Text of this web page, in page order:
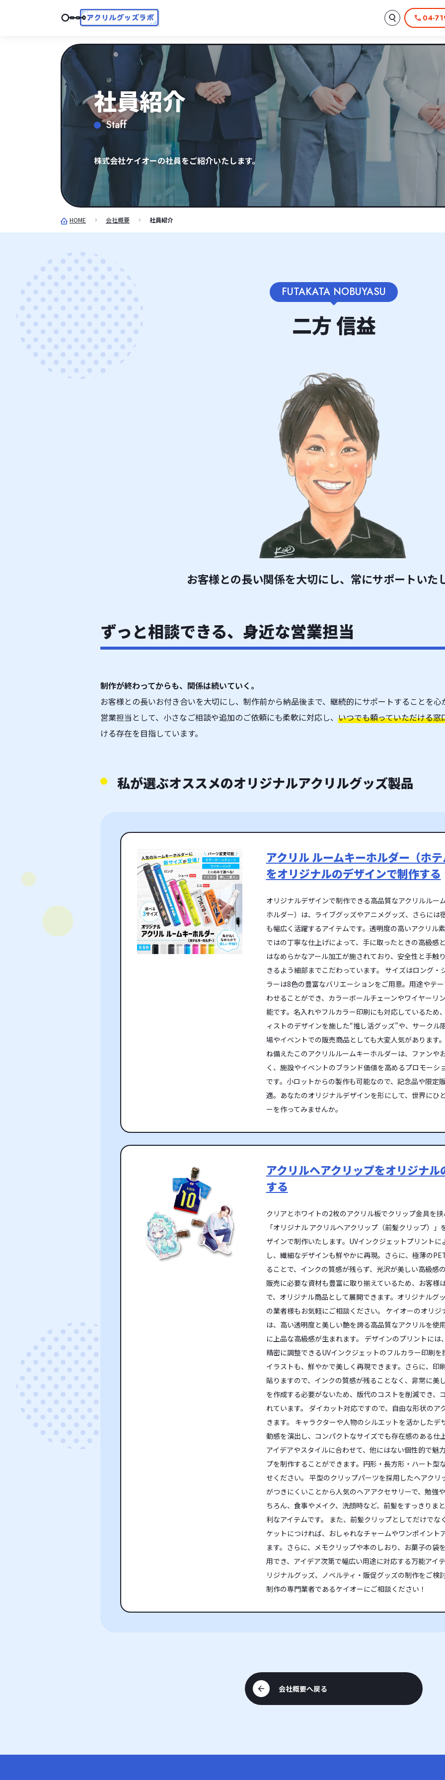
04-
社員紹介
Staff
株式会社ケイオーの社員をご紹介いたします。
HOME 会社概要 社員紹介
FUTAKATA NOBUYASU
二方 信益
お客様との長い関係を大切にし、常にサポートいた
ずっと相談できる、身近な営業担当
制作が終わってからも、関係は続いていく。
お客様との長いお付き合いを大切にし、制作前から納品後まで、継続的にサポートすることを心
営業担当として、小さなご相談や追加のご依頼にも柔軟に対応し、 いつでも頼っていただける窓
ける存在を目指しています。
私が選ぶオススメのオリジナルアクリルグッズ製品
アクリル ルームキーホルダー（ホ
をオリジナルのデザインで制作する
オリジナルデザインで制作できる高品質なアクリルルー
ホルダー）は、ライブグッズやアニメグッズ、さらには
も幅広く活躍するアイテムです。透明度の高いアクリル
ではの丁寧な仕上げによって、手に取ったときの高級感
はなめらかなアール加工が施されており、安全性と手触
きるよう細部までこだわっています。 サイズはロング・
ラーは8色の豊富なバリエーションをご用意。用途やテ
わせることができ、カラーボールチェーンやワイヤーリ
能です。名入れやフルカラー印刷にも対応しているため
ィストのデザインを施した“推し活グッズ”や、サークル
場やイベントでの販売商品としても大変人気があります
ね備えたこのアクリルルームキーホルダーは、ファンや
く、施設やイベントのブランド価値を高めるプロモーシ
です。小ロットからの製作も可能なので、記念品や限定
適。あなたのオリジナルデザインを形にして、世界にひ
ーを作ってみませんか。
アクリルヘアクリップをオリジナ
する
クリアとホワイトの2枚のアクリル板でクリップ金具を
「オリジナル アクリルヘアクリップ（前髪クリップ）
ザインで制作いたします。UVインクジェットプリント
し、繊細なデザインも鮮やかに再現。さらに、極薄の
ることで、インクの質感が残らず、光沢が美しい高級感
販売に必要な資材も豊富に取り揃えているため、お客様
で、オリジナル商品として展開できます。オリジナルグ
の業者様もお気軽にご相談ください。 ケイオーのオリジ
は、高い透明度と美しい艶を誇る高品質なアクリルを使
に上品な高級感が生まれます。 デザインのプリントに
精密に調整できるUVインクジェットのフルカラー印刷
イラストも、鮮やかで美しく再現できます。さらに、印
貼りますので、インクの質感が残ることなく、非常に美
を作成する必要がないため、版代のコストを削減でき、
れています。 ダイカット対応ですので、自由な形状のア
きます。 キャラクターや人物のシルエットを活かしたデ
動感を演出し、コンパクトなサイズでも存在感のある仕
アイデアやスタイルに合わせて、他にはない個性的で魅
プを制作することができます。円形・長方形・ハート型
せください。 平型のクリップパーツを採用したヘアクリ
がつきにくいことから人気のヘアアクセサリーで、勉強
ちろん、食事やメイク、洗顔時など、前髪をすっきりま
利なアイテムです。 また、前髪クリップとしてだけでな
ケットにつければ、おしゃれなチャームやワンポイント
ます。さらに、メモクリップや本のしおり、お菓子の袋
用でき、アイデア次第で幅広い用途に対応する万能アイ
リジナルグッズ、ノベルティ・販促グッズの制作をご検
制作の専門業者であるケイオーにご相談ください！
会社概要へ戻る